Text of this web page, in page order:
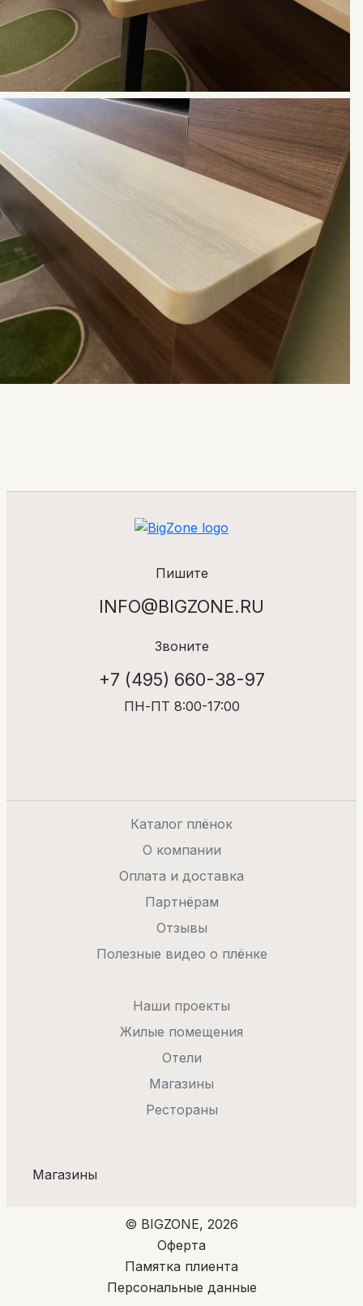
Пишите
INFO@BIGZONE.RU
Звоните
+7 (495) 660-38-97
ПН-ПТ 8:00-17:00
Каталог плёнок
О компании
Оплата и доставка
Партнёрам
Отзывы
Полезные видео о плёнке
Наши проекты
Жилые помещения
Отели
Магазины
Рестораны
Магазины
© BIGZONE, 2026
Оферта
Памятка плиента
Персональные данные